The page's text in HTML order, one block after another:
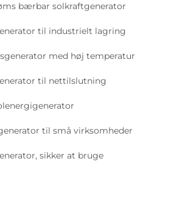
bærbar solkraftgenerator
til industrielt lagring
med høj temperatur
til nettilslutning
til små virksomheder
sikker at bruge